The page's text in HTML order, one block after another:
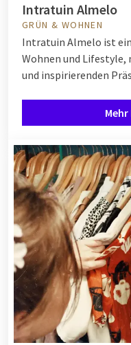
Intratuin Almelo
GRÜN & WOHNEN
Intratuin Almelo ist
Wohnen und
und inspirierenden